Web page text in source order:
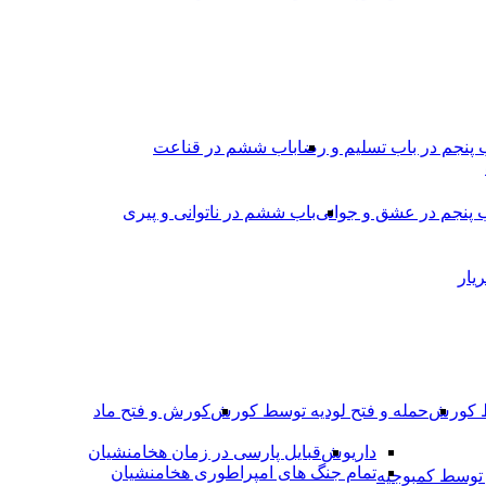
پنجم در باب تسلیم و رضاباب ششم در قناعت
پنجم در عشق و جوانىباب ششم در ناتوانى و پیرى
کورشحمله و فتح لودیه توسط کورشکورش و فتح ماد
کمبوجیه
داریوشقبایل پارسی در زمان هخامنشیان
تمام جنگ های امپراطوری هخامنشیان